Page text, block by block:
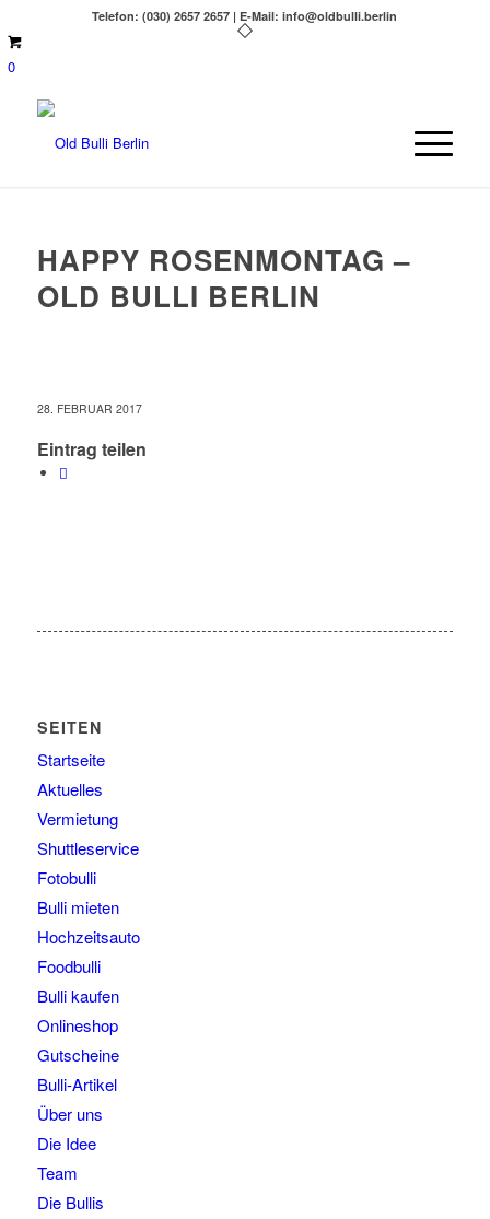
Telefon: (030) 2657 2657 | E-Mail: info@oldbulli.berlin
0
HAPPY ROSENMONTAG –
OLD BULLI BERLIN
28. FEBRUAR 2017
Eintrag teilen
SEITEN
Startseite
Aktuelles
Vermietung
Shuttleservice
Fotobulli
Bulli mieten
Hochzeitsauto
Foodbulli
Bulli kaufen
Onlineshop
Gutscheine
Bulli-Artikel
Über uns
Die Idee
Team
Die Bullis